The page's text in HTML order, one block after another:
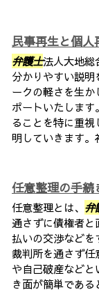
民事再生と個人
弁護士法人大地総
分かりやすい説
ークの軽さを生
ポートいたしま
ることを特に重
明していきます
任意整理の手続
任意整理とは、 弁
通さずに債権者
払いの交渉など
裁判所を通さず任
や自己破産など
き面が簡単であ